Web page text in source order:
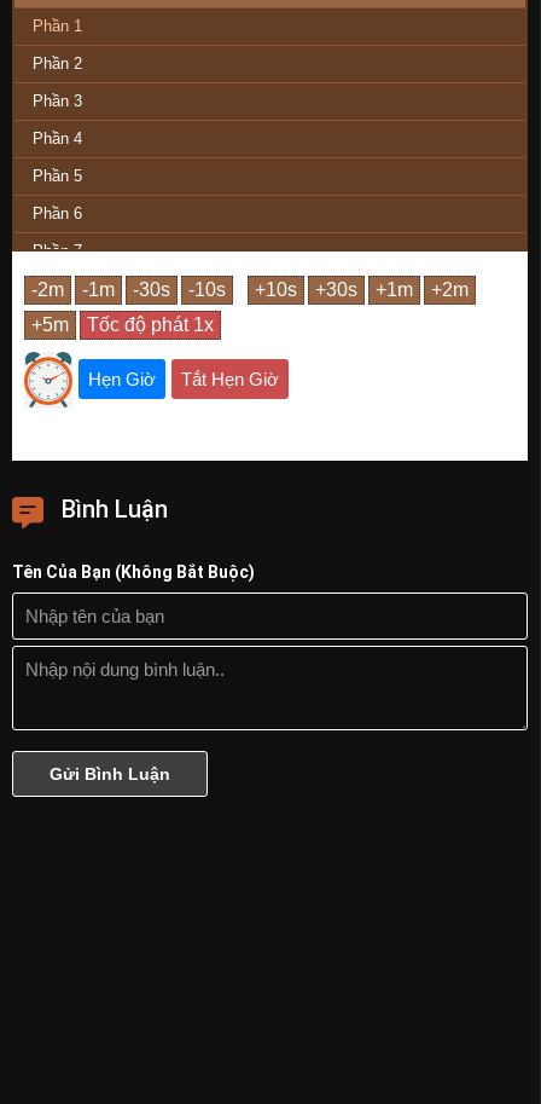
Phần 1
Phần 2
Phần 3
Phần 4
Phần 5
Phần 6
Phần 7
Phần 8
Phần Cuối
Hẹn Giờ Tắt Hẹn Giờ
Bình Luận
Tên Của Bạn (Không Bắt Buộc)